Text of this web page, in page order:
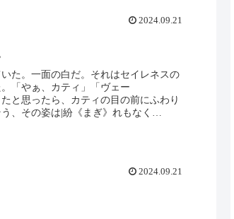
2024.09.21
た。一面の白だ。それはセイレネスの
「やぁ、カティ」「ヴェー
思ったら、カティの目の前にふわり
、その姿は|紛《まぎ》れもなく
2024.09.21